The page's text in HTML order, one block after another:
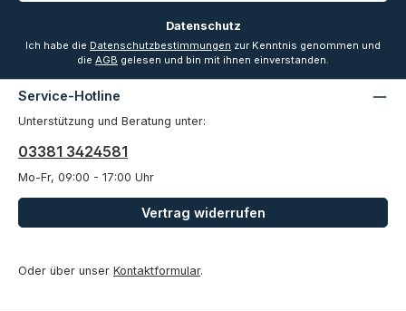
Datenschutz
Ich habe die Datenschutzbestimmungen zur Kenntnis genommen und
die AGB gelesen und bin mit ihnen einverstanden.
Service-Hotline
Unterstützung und Beratung unter:
03381 3424581
Mo-Fr, 09:00 - 17:00 Uhr
Vertrag widerrufen
Oder über unser Kontaktformular.